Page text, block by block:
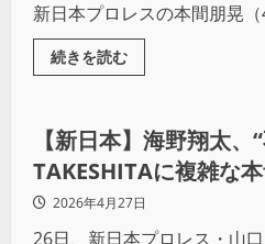
新日本プロレスの本間朋晃
続きを読む
プロレス
【新日本】海野翔太、
TAKESHITAに複雑な
仕事」チェーズはTV王
2026年4月27日
26日、新日本プロレス・山口